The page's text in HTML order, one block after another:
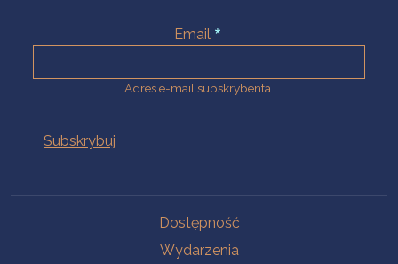
Email
Adres e-mail subskrybenta.
Dostępność
Wydarzenia